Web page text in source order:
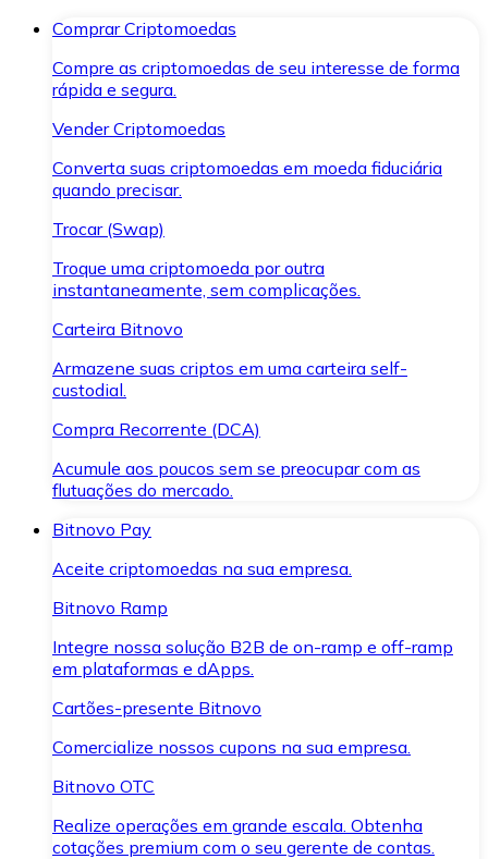
Comprar Criptomoedas
Compre as criptomoedas de seu interesse de forma
rápida e segura.
Vender Criptomoedas
Converta suas criptomoedas em moeda fiduciária
quando precisar.
Trocar (Swap)
Troque uma criptomoeda por outra
instantaneamente, sem complicações.
Carteira Bitnovo
Armazene suas criptos em uma carteira self-
custodial.
Compra Recorrente (DCA)
Acumule aos poucos sem se preocupar com as
flutuações do mercado.
Bitnovo Pay
Aceite criptomoedas na sua empresa.
Bitnovo Ramp
Integre nossa solução B2B de on-ramp e off-ramp
em plataformas e dApps.
Cartões-presente Bitnovo
Comercialize nossos cupons na sua empresa.
Bitnovo OTC
Realize operações em grande escala. Obtenha
cotações premium com o seu gerente de contas.